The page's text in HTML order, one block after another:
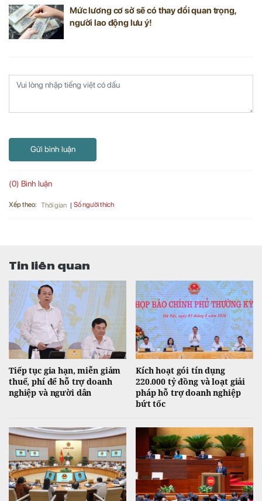
Mức lương cơ sở sẽ có thay đổi quan trọng,
người lao động lưu ý!
Gửi bình luận
(0) Bình luận
Xếp theo: Thời gian Số người thích
Tin liên quan
Tiếp tục gia hạn, miễn giảm
thuế, phí để hỗ trợ doanh
nghiệp và người dân
Kích hoạt gói tín dụng
220.000 tỷ đồng và loạt giải
pháp hỗ trợ doanh nghiệp
bứt tốc